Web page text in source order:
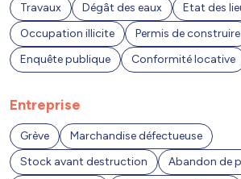
Travaux Dégât des eaux Etat des
Occupation illicite
Permis de construire
Enquête publique
Conformité locative
Entreprise
Grève
Marchandise défectueuse
Stock avant destruction
Abandon de